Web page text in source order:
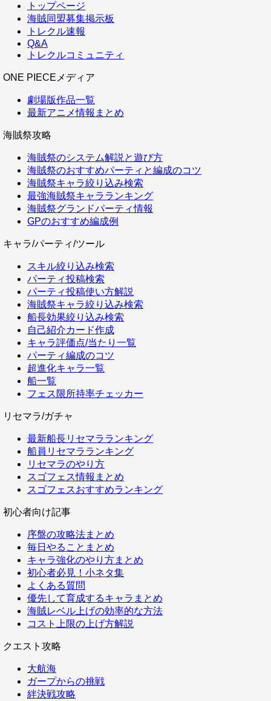
トップページ
海賊同盟募集掲示板
トレクル速報
Q&A
トレクルコミュニティ
ONE PIECEメディア
劇場版作品一覧
最新アニメ情報まとめ
海賊祭攻略
海賊祭のシステム解説と遊び方
海賊祭のおすすめパーティと編成のコツ
海賊祭キャラ絞り込み検索
最強海賊祭キャラランキング
海賊祭グランドパーティ情報
GPのおすすめ編成例
キャラ/パーティ/ツール
スキル絞り込み検索
パーティ投稿検索
パーティ投稿使い方解説
海賊祭キャラ絞り込み検索
船長効果絞り込み検索
自己紹介カード作成
キャラ評価点/当たり一覧
パーティ編成のコツ
超進化キャラ一覧
船一覧
フェス限所持率チェッカー
リセマラ/ガチャ
最新船長リセマラランキング
船員リセマラランキング
リセマラのやり方
スゴフェス情報まとめ
スゴフェスおすすめランキング
初心者向け記事
序盤の攻略法まとめ
毎日やることまとめ
キャラ強化のやり方まとめ
初心者必見！小ネタ集
よくある質問
優先して育成するキャラまとめ
海賊レベル上げの効率的な方法
コスト上限の上げ方解説
クエスト攻略
大航海
ガープからの挑戦
絆決戦攻略